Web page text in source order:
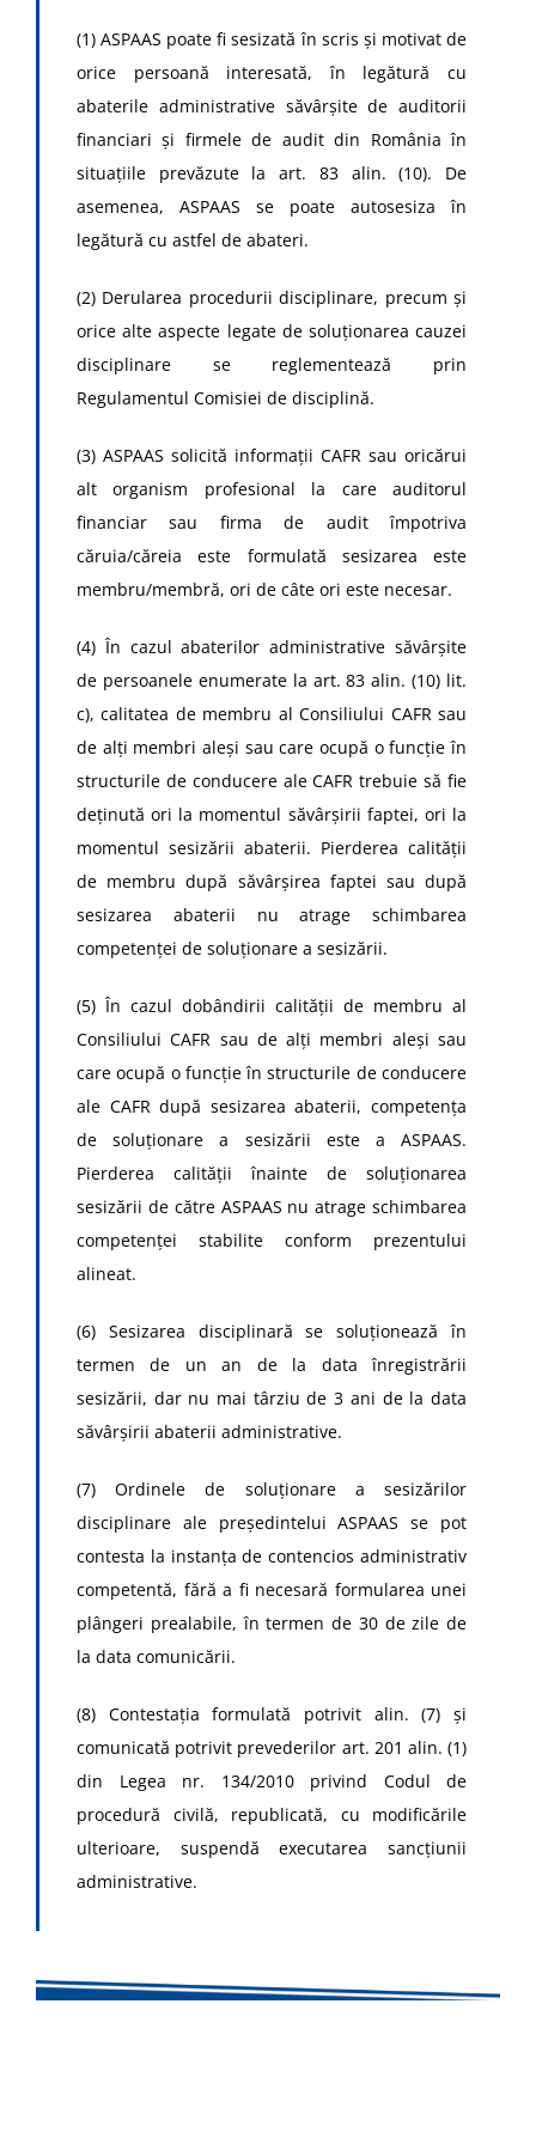
(1) ASPAAS poate fi sesizată în scris şi motivat de
orice persoană interesată, în legătură cu
abaterile administrative săvârşite de auditorii
financiari şi firmele de audit din România în
situaţiile prevăzute la art. 83 alin. (10). De
asemenea, ASPAAS se poate autosesiza în
legătură cu astfel de abateri.
(2) Derularea procedurii disciplinare, precum şi
orice alte aspecte legate de soluţionarea cauzei
disciplinare se reglementează prin
Regulamentul Comisiei de disciplină.
(3) ASPAAS solicită informaţii CAFR sau oricărui
alt organism profesional la care auditorul
financiar sau firma de audit împotriva
căruia/căreia este formulată sesizarea este
membru/membră, ori de câte ori este necesar.
(4) În cazul abaterilor administrative săvârşite
de persoanele enumerate la art. 83 alin. (10) lit.
c), calitatea de membru al Consiliului CAFR sau
de alţi membri aleşi sau care ocupă o funcţie în
structurile de conducere ale CAFR trebuie să fie
deţinută ori la momentul săvârşirii faptei, ori la
momentul sesizării abaterii. Pierderea calităţii
de membru după săvârşirea faptei sau după
sesizarea abaterii nu atrage schimbarea
competenţei de soluţionare a sesizării.
(5) În cazul dobândirii calităţii de membru al
Consiliului CAFR sau de alţi membri aleşi sau
care ocupă o funcţie în structurile de conducere
ale CAFR după sesizarea abaterii, competenţa
de soluţionare a sesizării este a ASPAAS.
Pierderea calităţii înainte de soluţionarea
sesizării de către ASPAAS nu atrage schimbarea
competenţei stabilite conform prezentului
alineat.
(6) Sesizarea disciplinară se soluţionează în
termen de un an de la data înregistrării
sesizării, dar nu mai târziu de 3 ani de la data
săvârşirii abaterii administrative.
(7) Ordinele de soluţionare a sesizărilor
disciplinare ale preşedintelui ASPAAS se pot
contesta la instanţa de contencios administrativ
competentă, fără a fi necesară formularea unei
plângeri prealabile, în termen de 30 de zile de
la data comunicării.
(8) Contestaţia formulată potrivit alin. (7) şi
comunicată potrivit prevederilor art. 201 alin. (1)
din Legea nr. 134/2010 privind Codul de
procedură civilă, republicată, cu modificările
ulterioare, suspendă executarea sancţiunii
administrative.